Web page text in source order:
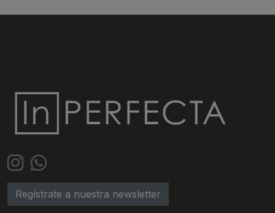
Regístrate a nuestra newsletter